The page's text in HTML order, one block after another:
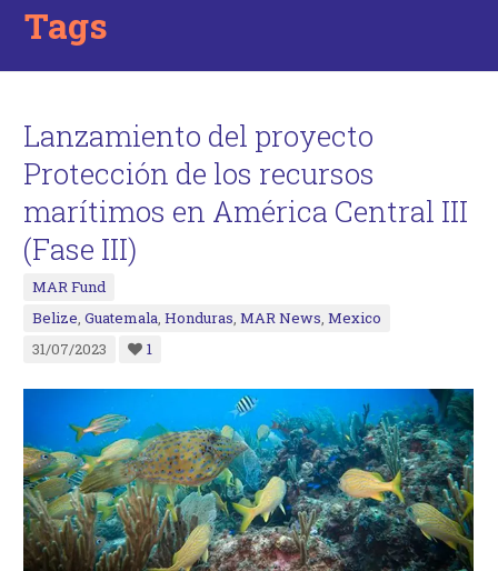
Tags
Lanzamiento del proyecto
Protección de los recursos
marítimos en América Central III
(Fase III)
MAR Fund
Belize,Guatemala,Honduras,MAR News,Mexico
31/07/2023
1